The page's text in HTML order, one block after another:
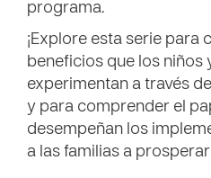
programa.
¡Explore esta serie para
beneficios que los niños
experimentan a través
y para comprender el
desempeñan los
a las familias a